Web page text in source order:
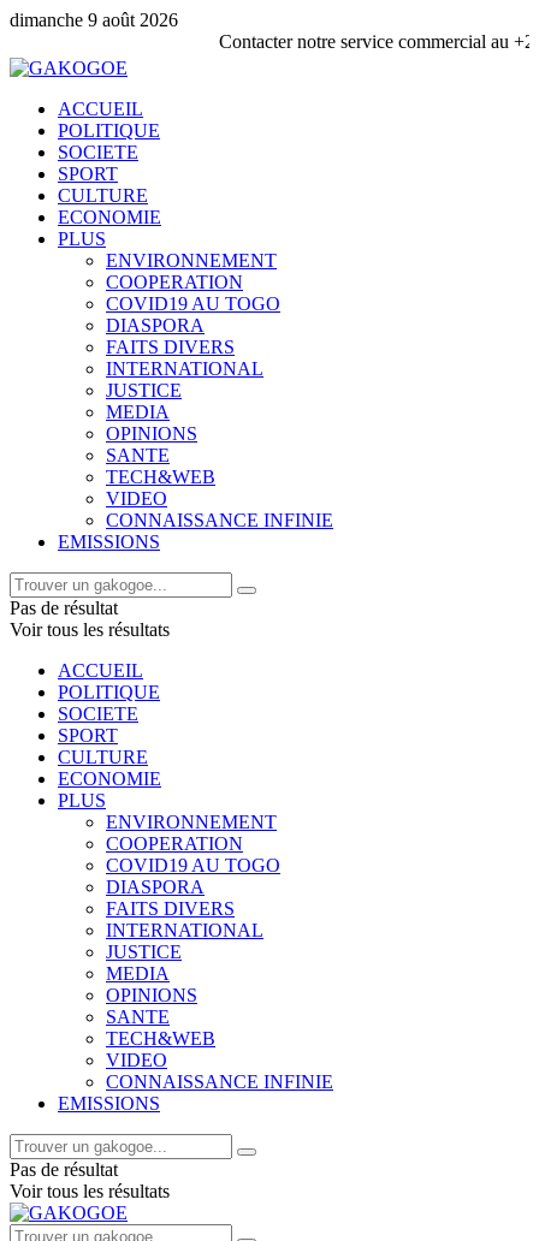
dimanche 9 août 2026
Contacter notre service commercial au +228 92 69 88
ACCUEIL
POLITIQUE
SOCIETE
SPORT
CULTURE
ECONOMIE
PLUS
ENVIRONNEMENT
COOPERATION
COVID19 AU TOGO
DIASPORA
FAITS DIVERS
INTERNATIONAL
JUSTICE
MEDIA
OPINIONS
SANTE
TECH&WEB
VIDEO
CONNAISSANCE INFINIE
EMISSIONS
Pas de résultat
Voir tous les résultats
ACCUEIL
POLITIQUE
SOCIETE
SPORT
CULTURE
ECONOMIE
PLUS
ENVIRONNEMENT
COOPERATION
COVID19 AU TOGO
DIASPORA
FAITS DIVERS
INTERNATIONAL
JUSTICE
MEDIA
OPINIONS
SANTE
TECH&WEB
VIDEO
CONNAISSANCE INFINIE
EMISSIONS
Pas de résultat
Voir tous les résultats